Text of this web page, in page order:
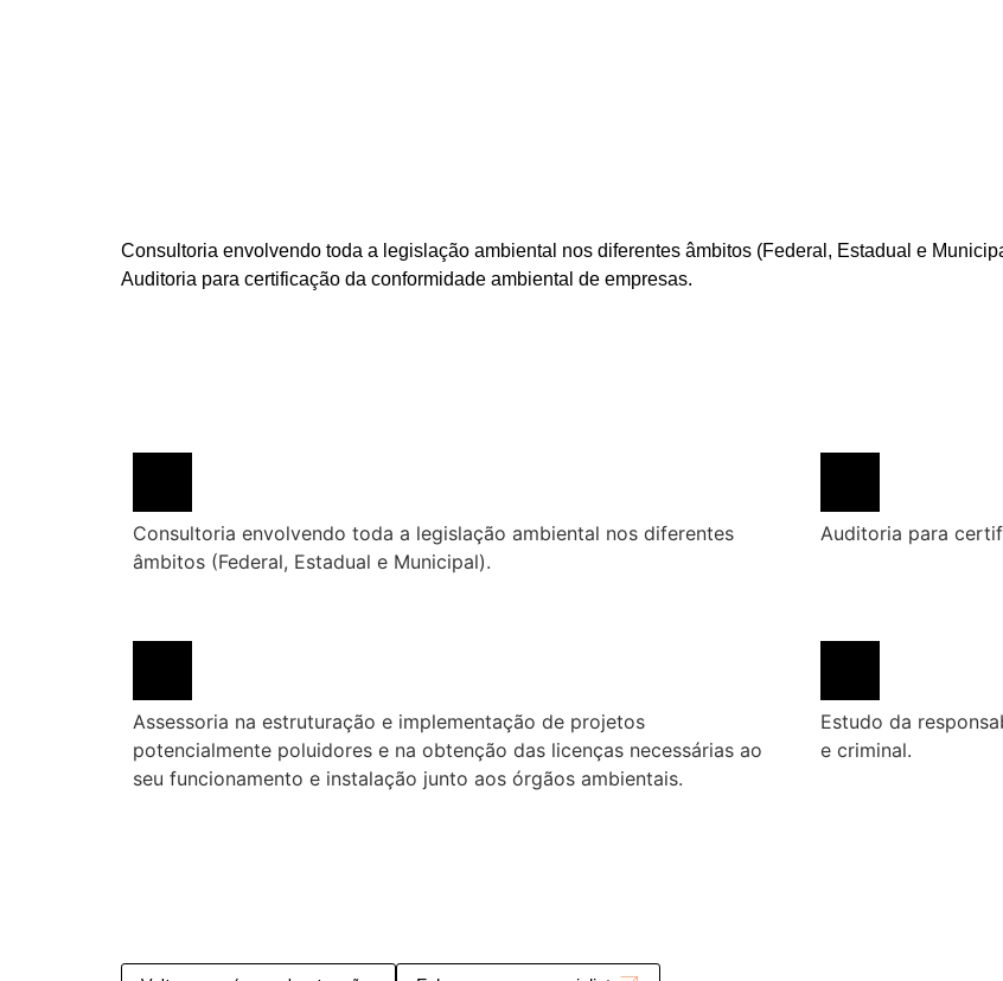
Consultoria envolvendo toda a legislação ambiental nos diferentes âmbitos (Federal, Estadual e
Auditoria para certificação da conformidade ambiental de empresas.
Consultoria envolvendo toda a legislação ambiental nos diferentes
âmbitos (Federal, Estadual e Municipal).
Auditoria para
Assessoria na estruturação e implementação de projetos
potencialmente poluidores e na obtenção das licenças necessárias ao
seu funcionamento e instalação junto aos órgãos ambientais.
Estudo da
e criminal.